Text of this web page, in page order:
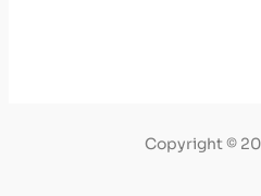
Copyright ©